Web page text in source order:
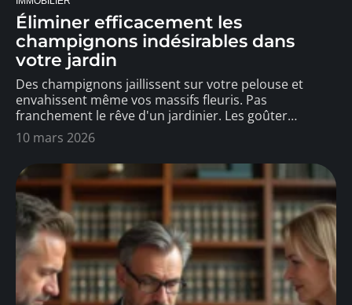
Éliminer efficacement les
champignons indésirables dans
votre jardin
Des champignons jaillissent sur votre pelouse et
envahissent même vos massifs fleuris. Pas
franchement le rêve d'un jardinier. Les goûter…
10 mars 2026